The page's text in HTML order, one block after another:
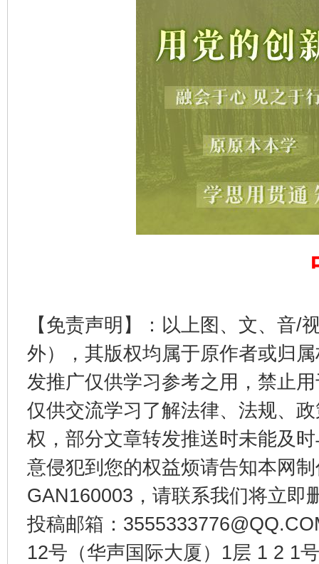
【免责声明】：以上图、文、音/
外），其版权均属于原作者或归
发推广仅供学习参考之用，禁止
仅供交流学习了解法律、法规、
权，部分文章转发推送时未能及
意侵犯到您的权益烦请告知本网
GAN160003，请联系我们将立即
投稿邮箱：
12号（华声国际大厦）1层 1 2 1
这是一记警钟！
今
习近平的博鳌关键词
魏明